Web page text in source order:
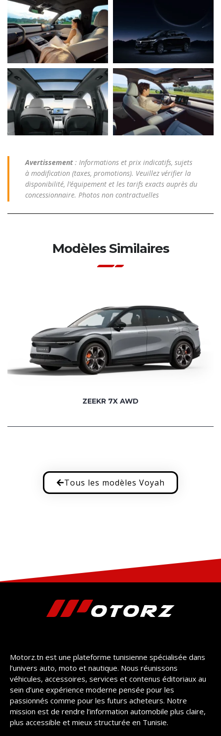
Avertissement : Informations et prix indicatifs, sujets
à modification (taxes, promotions). Veuillez vérifier la
disponibilité, l’équipement et les tarifs exacts auprès du
concessionnaire. Photos non contractuelles
Modèles Similaires
ZEEKR 7X AWD
Tous les modèles Voyah
Motorz.tn est une plateforme tunisienne spécialisée dans
l’univers auto, moto et nautique. Nous réunissons
véhicules, accessoires, services et contenus éditoriaux au
sein d’une expérience moderne pensée pour les
passionnés comme pour les futurs acheteurs. Notre
mission est de rendre l’information automobile plus claire,
plus accessible et mieux structurée en Tunisie.